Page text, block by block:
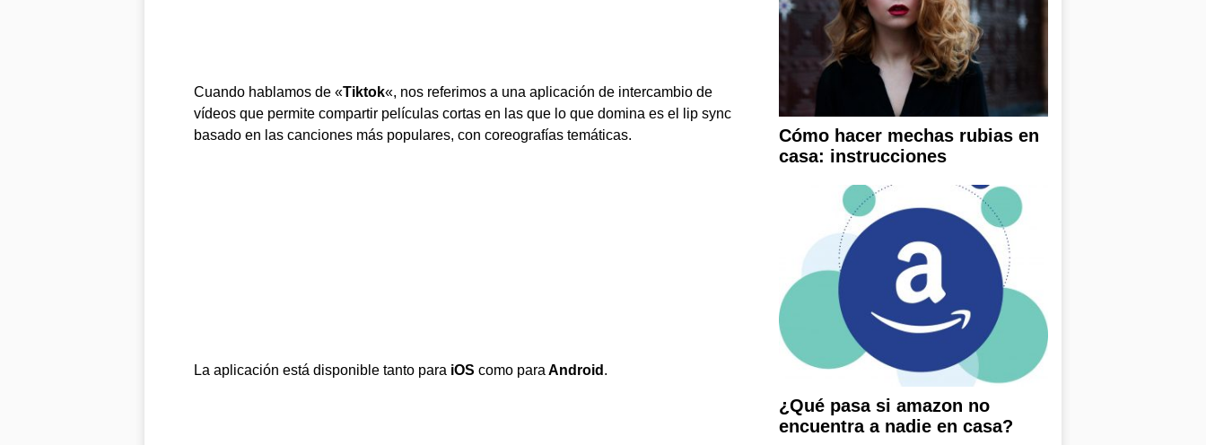
Cuando hablamos de «Tiktok«, nos referimos a una aplicación de intercambio de
vídeos que permite compartir películas cortas en las que lo que domina es el lip sync
basado en las canciones más populares, con coreografías temáticas.
La aplicación está disponible tanto para iOS como para Android .
Cómo hacer mechas rubias en
casa: instrucciones
¿Qué pasa si amazon no
encuentra a nadie en casa?